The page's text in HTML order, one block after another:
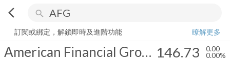
arrow_back_ios search
American Financial Group, Inc.
訂閱或綁定，解鎖即時及進階功能
瞭解更多
American Financial Group, Inc. 146.73 0.00
0.00%